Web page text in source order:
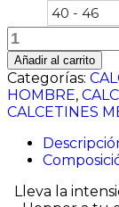
40 - 46
Edward
Hopper
-
Nighthawks
cantidad
Añadir al carrito
Categorías:
HOMBRE,
CALCETINES
Lleva la